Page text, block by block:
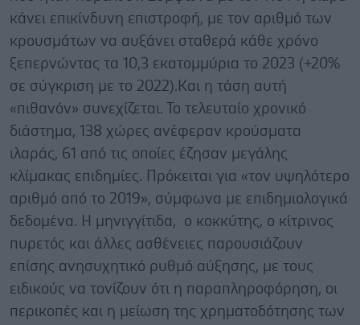
κάνει επικίνδυνη επιστροφή, με τον αριθμό των
κρουσμάτων να αυξάνει σταθερά κάθε χρόνο
ξεπερνώντας τα 10,3 εκατομμύρια το 2023 (+20%
σε σύγκριση με το 2022).Και η τάση αυτή
«πιθανόν» συνεχίζεται. Το τελευταίο χρονικό
διάστημα, 138 χώρες ανέφεραν κρούσματα
ιλαράς, 61 από τις οποίες έζησαν μεγάλης
κλίμακας επιδημίες. Πρόκειται για «τον υψηλότερο
αριθμό από το 2019», σύμφωνα με επιδημιολογικά
δεδομένα. Η μηνιγγίτιδα, ο κοκκύτης, ο κίτρινος
πυρετός και άλλες ασθένειες παρουσιάζουν
επίσης ανησυχητικό ρυθμό αύξησης, με τους
ειδικούς να τονίζουν ότι η παραπληροφόρηση, οι
περικοπές και η μείωση της χρηματοδότησης των